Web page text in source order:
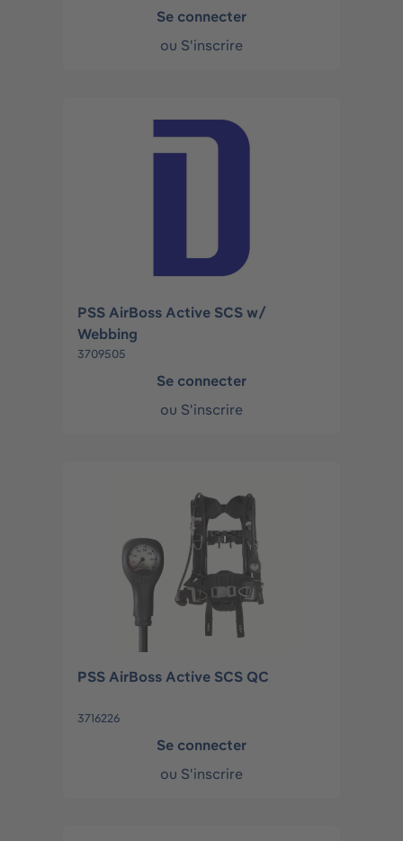
Se connecter
ou S'inscrire
PSS AirBoss Active SCS w/
Webbing
3709505
Se connecter
ou S'inscrire
PSS AirBoss Active SCS QC
3716226
Se connecter
ou S'inscrire